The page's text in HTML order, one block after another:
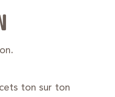
ton sur ton